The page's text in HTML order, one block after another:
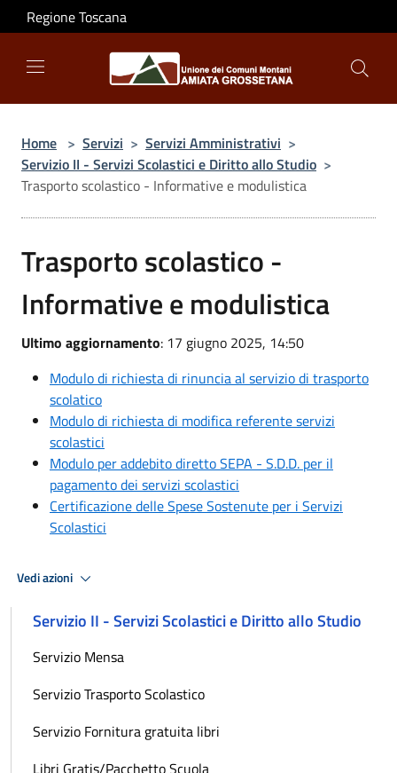
Salta al contenuto principale
Regione Toscana
Home > Servizi > Servizi Amministrativi >
Servizio II - Servizi Scolastici e Diritto allo Studio >
Trasporto scolastico - Informative e modulistica
Trasporto scolastico -
Informative e modulistica
Ultimo aggiornamento: 17 giugno 2025, 14:50
Modulo di richiesta di rinuncia al servizio di trasporto
scolatico
Modulo di richiesta di modifica referente servizi
scolastici
Modulo per addebito diretto SEPA - S.D.D. per il
pagamento dei servizi scolastici
Certificazione delle Spese Sostenute per i Servizi
Scolastici
Vedi azioni
Servizio II - Servizi Scolastici e Diritto allo Studio
Servizio Mensa
Servizio Trasporto Scolastico
Servizio Fornitura gratuita libri
Libri Gratis/Pacchetto Scuola